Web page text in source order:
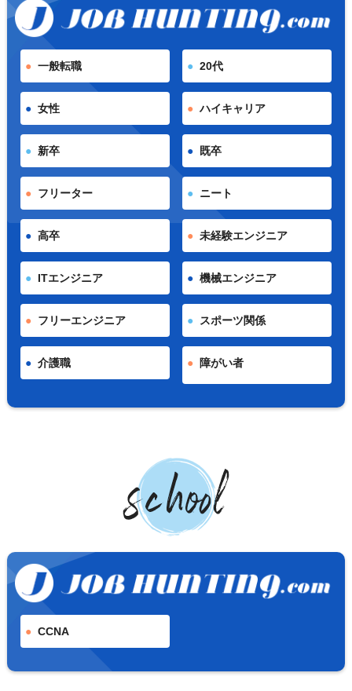
一般転職 20代
女性 ハイキャリア
新卒 既卒
フリーター ニート
高卒 未経験エンジニア
ITエンジニア 機械エンジニア
フリーエンジニア スポーツ関係
介護職 障がい者
CCNA